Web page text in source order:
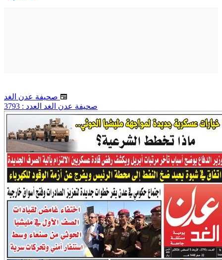
صحيفة عدن الغد العدد : 3793